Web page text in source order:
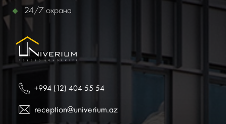
24/7 охрана
+994 (12) 404 55 54
reception@univerium.az